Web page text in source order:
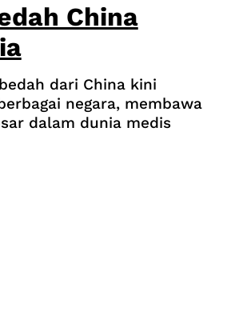
China
dari China kini
negara, membawa
dalam dunia medis